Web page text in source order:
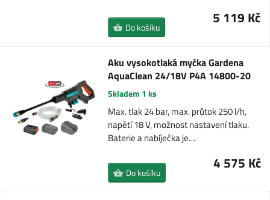
5 119 Kč
Do košíku
Aku vysokotlaká myčka Gardena
AquaClean 24/18V P4A 14800-20
Skladem 1 ks
Max. tlak 24 bar, max. průtok 250 l/h,
napětí 18 V, možnost nastavení tlaku.
Baterie a nabíječka je…
4 575 Kč
Do košíku